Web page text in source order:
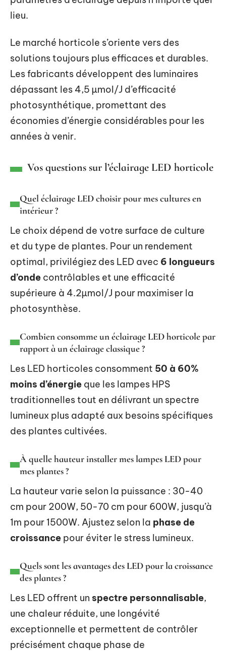
lieu.
Le marché horticole s’oriente vers des
solutions toujours plus efficaces et durables.
Les fabricants développent des luminaires
dépassant les 4,5 µmol/J d’efficacité
photosynthétique, promettant des
économies d’énergie considérables pour les
années à venir.
Vos questions sur l’éclairage LED horticole
Quel éclairage LED choisir pour mes cultures en
intérieur ?
Le choix dépend de votre surface de culture
et du type de plantes. Pour un rendement
optimal, privilégiez des LED avec 6 longueurs
d’onde contrôlables et une efficacité
supérieure à 4.2µmol/J pour maximiser la
photosynthèse.
Combien consomme un éclairage LED horticole par
rapport à un éclairage classique ?
Les LED horticoles consomment 50 à 60%
moins d’énergie que les lampes HPS
traditionnelles tout en délivrant un spectre
lumineux plus adapté aux besoins spécifiques
des plantes cultivées.
À quelle hauteur installer mes lampes LED pour
mes plantes ?
La hauteur varie selon la puissance : 30-40
cm pour 200W, 50-70 cm pour 600W, jusqu’à
1m pour 1500W. Ajustez selon la phase de
croissance pour éviter le stress lumineux.
Quels sont les avantages des LED pour la croissance
des plantes ?
Les LED offrent un spectre personnalisable,
une chaleur réduite, une longévité
exceptionnelle et permettent de contrôler
précisément chaque phase de